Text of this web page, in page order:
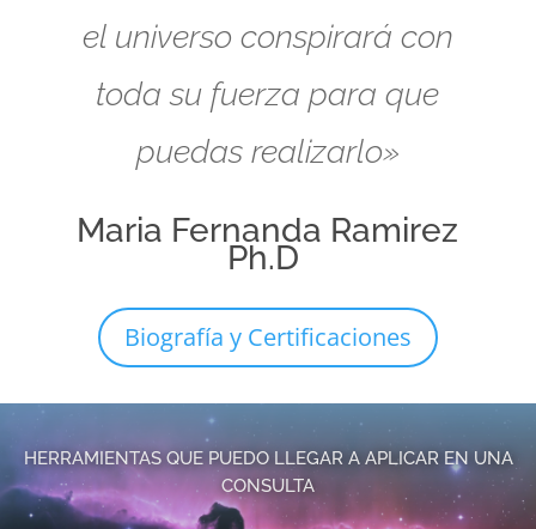
el universo conspirará con
toda su fuerza para que
puedas realizarlo»
Maria Fernanda Ramirez
Ph.D
Biografía y Certificaciones
HERRAMIENTAS QUE PUEDO LLEGAR A APLICAR EN UNA
CONSULTA